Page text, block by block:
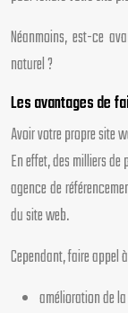
Néanmoins, est-ce
naturel ?
Les avantages de
Avoir votre propre site
En effet, des milliers
agence de
du site web.
Cependant, faire appel
amélioration de